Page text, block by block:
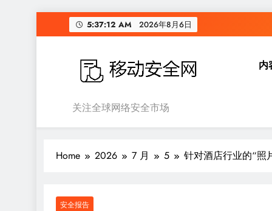
to
5:37:13 AM 2026年8月6日
移动安全网
关注全球网络安全市场
内
Home 2026 7 月 5 针对酒店行业的“照
安全报告